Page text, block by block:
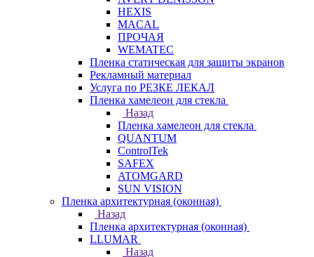
HEXIS
MACAL
ПРОЧАЯ
WEMATEC
Пленка статическая для защиты экранов
Рекламный материал
Услуга по РЕЗКЕ ЛЕКАЛ
Пленка хамелеон для стекла
Назад
Пленка хамелеон для стекла
QUANTUM
ControlTek
SAFEX
ATOMGARD
SUN VISION
Пленка архитектурная (оконная)
Назад
Пленка архитектурная (оконная)
LLUMAR
Назад